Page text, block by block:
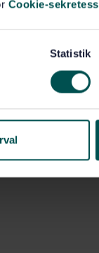
Cookie-sekretess
Statistik